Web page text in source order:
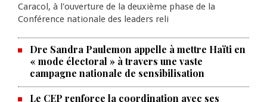
Caracol, à l'ouverture de la deuxième phase de la
Conférence nationale des leaders reli
Dre Sandra Paulemon appelle à mettre Haïti en
« mode électoral » à travers une vaste
campagne nationale de sensibilisation
Le CEP renforce la coordination avec ses